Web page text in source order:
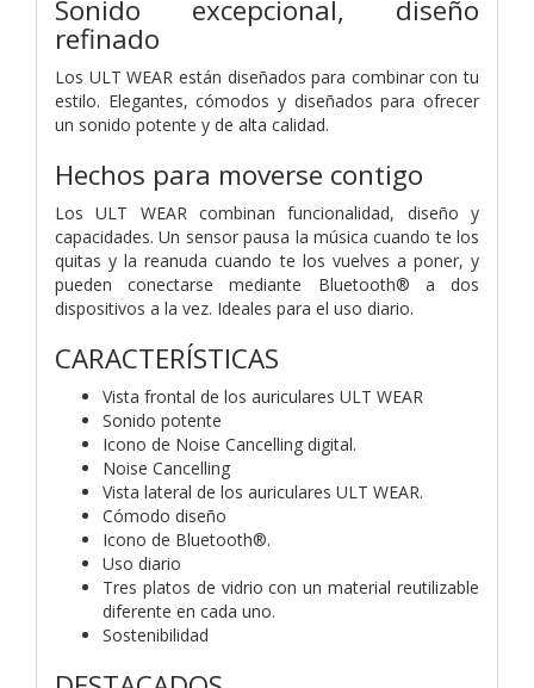
Sonido excepcional, diseño
refinado
Los ULT WEAR están diseñados para combinar con tu
estilo. Elegantes, cómodos y diseñados para ofrecer
un sonido potente y de alta calidad.
Hechos para moverse contigo
Los ULT WEAR combinan funcionalidad, diseño y
capacidades. Un sensor pausa la música cuando te los
quitas y la reanuda cuando te los vuelves a poner, y
pueden conectarse mediante Bluetooth® a dos
dispositivos a la vez. Ideales para el uso diario.
CARACTERÍSTICAS
Vista frontal de los auriculares ULT WEAR
Sonido potente
Icono de Noise Cancelling digital.
Noise Cancelling
Vista lateral de los auriculares ULT WEAR.
Cómodo diseño
Icono de Bluetooth®.
Uso diario
Tres platos de vidrio con un material reutilizable
diferente en cada uno.
Sostenibilidad